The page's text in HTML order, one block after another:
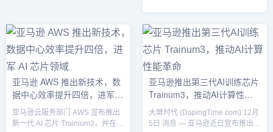
投，现代汽车集团和贝索斯探险等
多家知名投资机构参投。这一里程
碑式的融资显示了Tenstorrent在AI
芯片领域的强劲竞争力和市场潜
力。公司计划与发展方向
Tenstorrent首席执行官、知名芯片
设计师吉姆·凯勒（Jim Keller）表
亚马逊 AWS 推出新技术，数
据中心效率提升四倍，进军
AI 芯片领域
亚马逊云服务部门 AWS 宣布推出
新一代 AI 芯片 Trainium2，并在数
亚马逊推出第三代AI训练芯片
Trainum3，推动AI计算性能
革命
大屏时代 (DapingTime.com) 12月
5日 消息 — 亚马逊近日宣布推出其